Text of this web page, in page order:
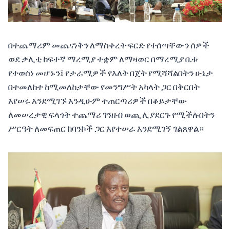
በተጨማሪም መጨናነቅን ለማስቀረት ፍርድ የተሰጣቸውን ሰዎች
ወደ ቃሊቲ ከፍተኛ ማረሚያ ተቋም ለማዛወር በማረሚያ ቤቱ
የተወሰነ መሆኑን፤ የታራሚዎች የእለት በጀት የሚሻሻልበትን ሁኔታ
በተመለከተ ከሚመለከታቸው የመንግሥት አካላት ጋር በቅርበት
እየሠሩ እንደሚገኙ እንዲሁም ተጠርጣሪዎች በቆይታቸው
ለመሠረታዊ ፍላጎት ተጨማሪ ገንዘብ ወጪ ሊያደርጉ የሚችሉበትን
ሥርዓት ለመፍጠር ከባንኮች ጋር እየተሠራ እንደሚገኝ ገልጸዋል።